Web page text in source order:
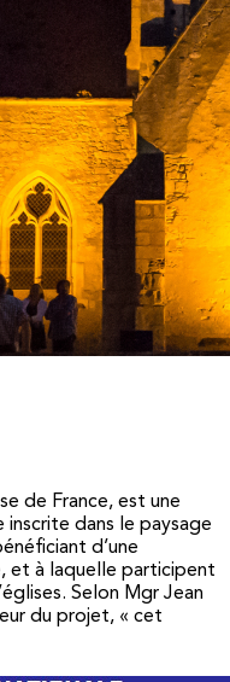
de France, est une
dans le paysage
d’une
et à laquelle participent
Selon Mgr Jean
du projet, « cet